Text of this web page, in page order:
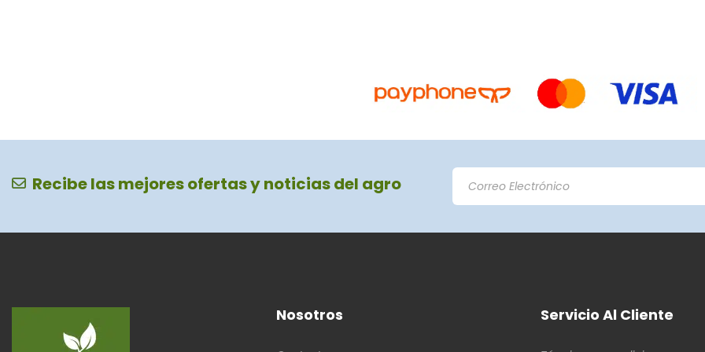
Recibe las mejores ofertas y noticias del agro
Nosotros Servicio Al Cliente